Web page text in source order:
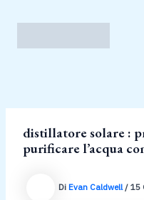
distillatore solare :
purificare l’acqua
Di Evan Caldwell / 15